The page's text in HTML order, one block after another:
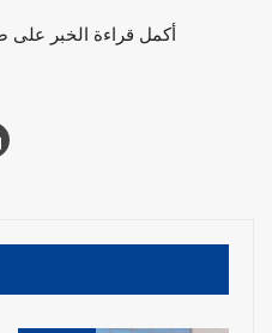
أكمل قراءة الخبر